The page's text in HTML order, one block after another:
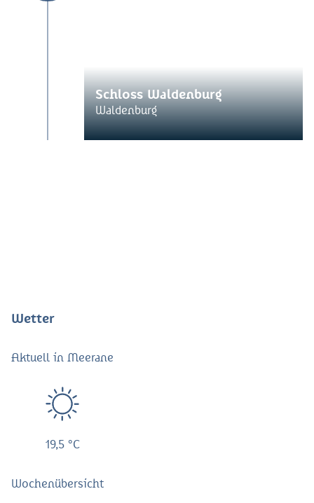
Schloss Waldenburg
Waldenburg
Wetter
Aktuell in Meerane
19,5 °C
Wochenübersicht